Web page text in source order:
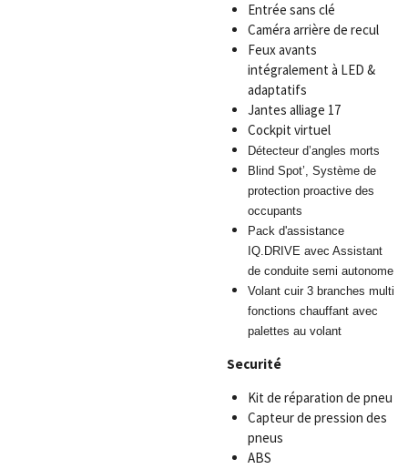
Entrée sans clé
Caméra arrière de recul
Feux avants
intégralement à LED &
adaptatifs
Jantes alliage 17
Cockpit virtuel
Détecteur d’angles morts
Blind Spot’, Système de
protection proactive des
occupants
Pack d'assistance
IQ.DRIVE avec Assistant
de conduite semi autonome
Volant cuir 3 branches multi
fonctions chauffant avec
palettes au volant
Securité
Kit de réparation de pneu
Capteur de pression des
pneus
ABS